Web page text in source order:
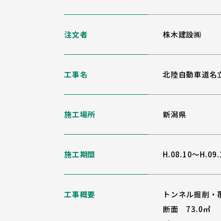
注文者 株木建設㈱
工事名 北陸自動車道名
施工場所 新潟県
施工期間 H.08.10～
工事概要
トンネル掘削・
断面 73.0㎡